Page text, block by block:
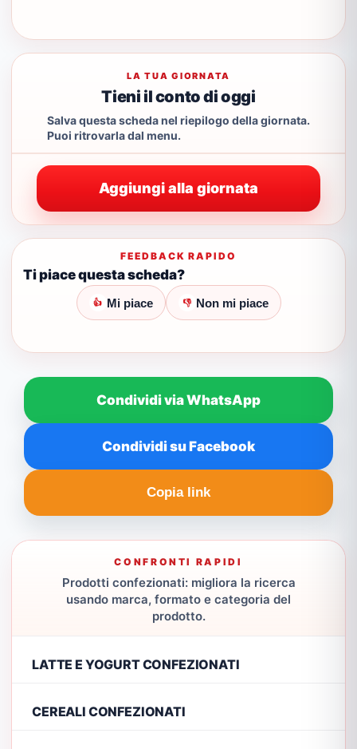
LA TUA GIORNATA
Tieni il conto di oggi
Salva questa scheda nel riepilogo della giornata.
Puoi ritrovarla dal menu.
Aggiungi alla giornata
FEEDBACK RAPIDO
Ti piace questa scheda?
👍 Mi piace 👎 Non mi piace
Condividi via WhatsApp
Condividi su Facebook
Copia link
CONFRONTI RAPIDI
Prodotti confezionati: migliora la ricerca
usando marca, formato e categoria del
prodotto.
LATTE E YOGURT CONFEZIONATI
CEREALI CONFEZIONATI